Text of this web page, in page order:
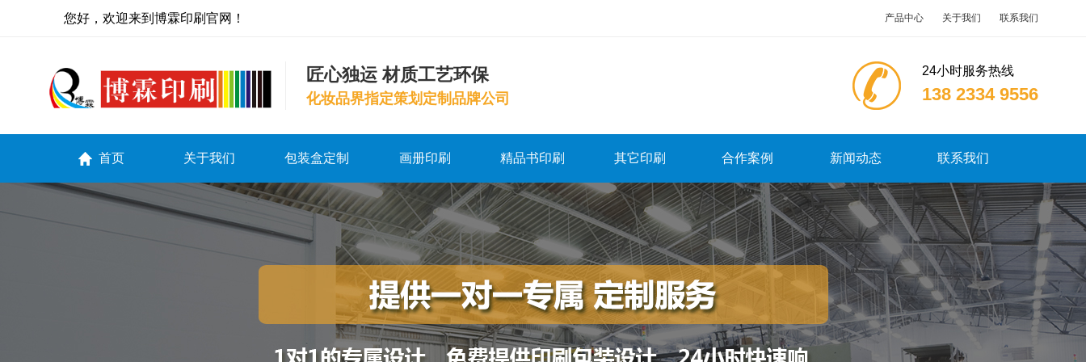
您好，欢迎来到博霖印刷官网！ 产品中心 关于我们 联系我们
匠心独运 材质工艺环保
化妆品界指定策划定制品牌公司
24小时服务热线
138 2334 9556
首页 关于我们 包装盒定制 画册印刷 精品书印刷 其它印刷 合作案例 新闻动态 联系我们